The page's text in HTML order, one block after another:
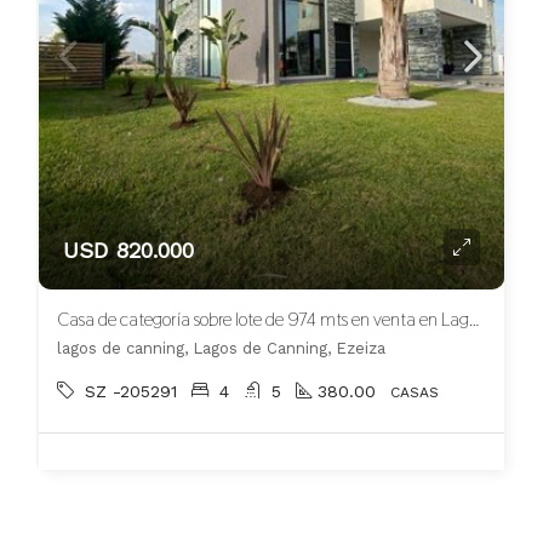
USD 820.000
Casa de categoría sobre lote de 974 mts en venta en Lagos de Canning
lagos de canning, Lagos de Canning, Ezeiza
SZ -205291 4 5 380.00 CASAS